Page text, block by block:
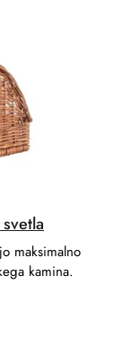
maksimalno
kamina.